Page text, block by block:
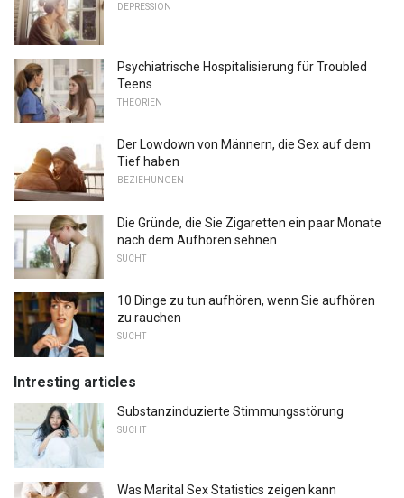
DEPRESSION
Psychiatrische Hospitalisierung für Troubled
Teens
THEORIEN
Der Lowdown von Männern, die Sex auf dem
Tief haben
BEZIEHUNGEN
Die Gründe, die Sie Zigaretten ein paar Monate
nach dem Aufhören sehnen
SUCHT
10 Dinge zu tun aufhören, wenn Sie aufhören
zu rauchen
SUCHT
Intresting articles
Substanzinduzierte Stimmungsstörung
SUCHT
Was Marital Sex Statistics zeigen kann